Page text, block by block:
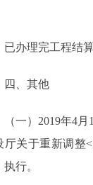
已办理完工程结
四、其他
（一） 2019年4月 1
厅关于重新调整<
行。